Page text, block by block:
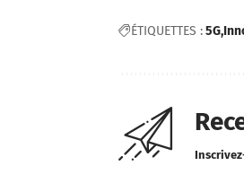
ÉTIQUETTES :5G